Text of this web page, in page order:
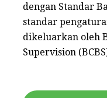
dengan Standar
standar
dikeluarkan oleh
Supervision